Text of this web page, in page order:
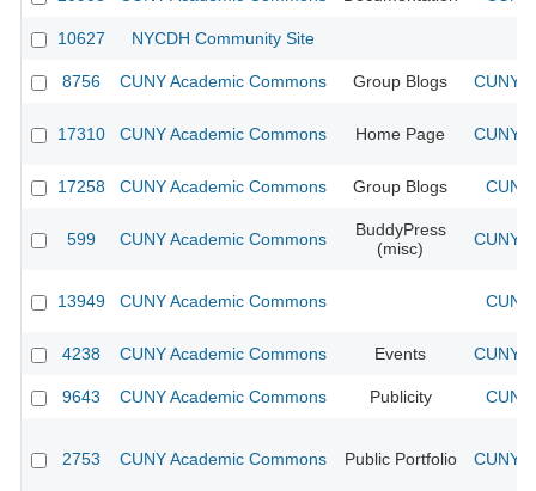
10627 NYCDH Community Site
8756 CUNY Academic Commons Group Blogs CUNY
17310 CUNY Academic Commons Home Page CUNY
17258 CUNY Academic Commons Group Blogs
599 CUNY Academic Commons
BuddyPress
(misc)
CUNY
13949 CUNY Academic Commons
4238 CUNY Academic Commons Events CUNY
9643 CUNY Academic Commons Publicity
2753 CUNY Academic Commons Public Portfolio CUNY